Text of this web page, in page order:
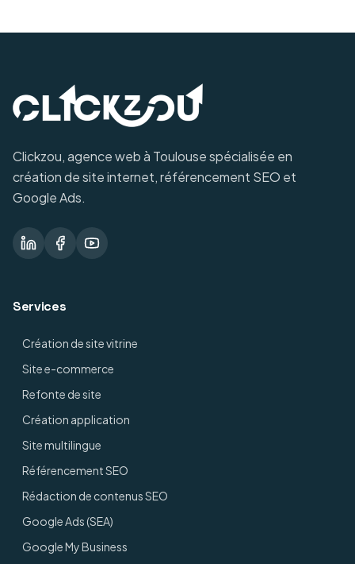
Clickzou, agence web à Toulouse spécialisée en
création de site internet, référencement SEO et
Google Ads.
Services
Création de site vitrine
Site e-commerce
Refonte de site
Création application
Site multilingue
Référencement SEO
Rédaction de contenus SEO
Google Ads (SEA)
Google My Business